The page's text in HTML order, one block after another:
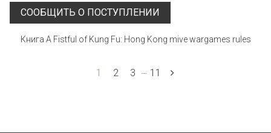
СООБЩИТЬ О ПОСТУПЛЕНИИ
Книга A Fistful of Kung Fu: Hong Kong mive wargames rules
1 2 3 11